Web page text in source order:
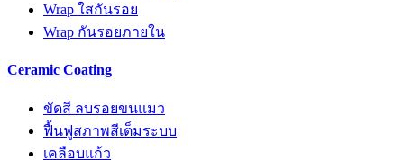
Wrap ใสกันรอย
Wrap กันรอยภายใน
Ceramic Coating
ขัดสี ลบรอยขนแมว
ฟื้นฟูสภาพสีเต็มระบบ
เคลือบแก้ว